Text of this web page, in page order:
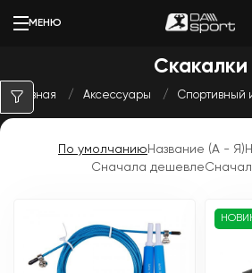
МЕНЮ
Скакалки
Главная Аксессуары Спортивный
По умолчанию Название (А - Я)
Сначала дешевле